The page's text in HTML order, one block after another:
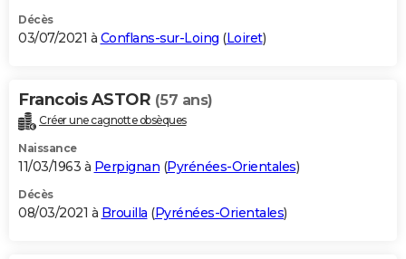
Décès
03/07/2021 à Conflans-sur-Loing (Loiret)
Francois ASTOR (57 ans)
Créer une cagnotte obsèques
Naissance
11/03/1963 à Perpignan (Pyrénées-Orientales)
Décès
08/03/2021 à Brouilla (Pyrénées-Orientales)